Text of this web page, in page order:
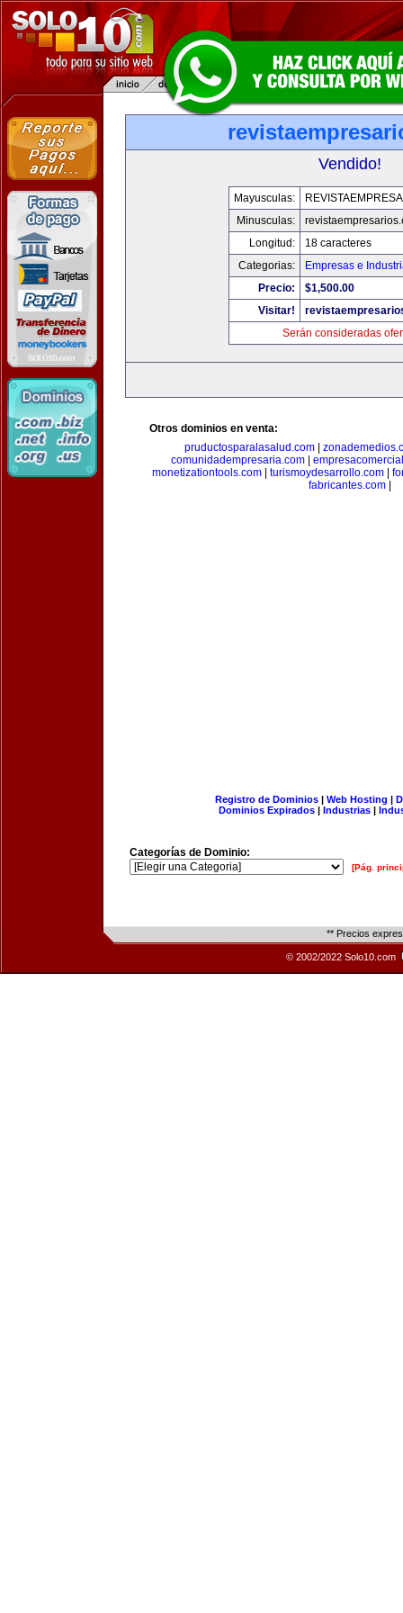
Vendido!
Mayusculas:
Minusculas:
Longitud:
18 caracteres
Categorias:
Empresas e
Precio:
$1,500.00
Visitar!
Serán consideradas
Otros dominios en venta:
pruductosparalasalud.com|
comunidadempresaria.com
monetizationtools.com| turismoydesarrollo.com|
fabricantes.com
Registro de Dominios| Web Hosting |
Dominios Expirados | Industrias |
Categorías de Dominio:
[Pág.
** Precios
© 2002/2022 Solo10.com